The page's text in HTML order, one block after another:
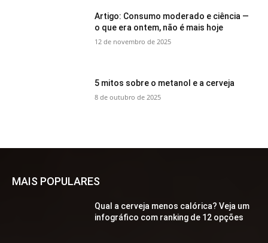
Artigo: Consumo moderado e ciência —
o que era ontem, não é mais hoje
12 de novembro de 2025
5 mitos sobre o metanol e a cerveja
8 de outubro de 2025
MAIS POPULARES
Qual a cerveja menos calórica? Veja um
infográfico com ranking de 12 opções